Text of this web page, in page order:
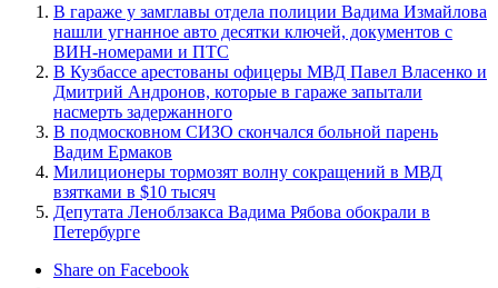
В гараже у замглавы отдела полиции Вадима Измайлова
нашли угнанное авто десятки ключей, документов с
ВИН-номерами и ПТС
В Кузбассе арестованы офицеры МВД Павел Власенко и
Дмитрий Андронов, которые в гараже запытали
насмерть задержанного
В подмосковном СИЗО скончался больной парень
Вадим Ермаков
Милиционеры тормозят волну сокращений в МВД
взятками в $10 тысяч
Депутата Леноблзакса Вадима Рябова обокрали в
Петербурге
Share on Facebook